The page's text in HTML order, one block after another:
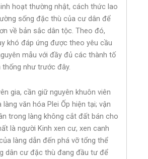
hoạt thường nhật, cách thức lao
sống đặc thù của cư dân để
về bản sắc dân tộc. Theo đó,
khó đáp ứng được theo yêu cầu
mẫu với đầy đủ các thành tố
thống như trước đây.
gia, cần giữ nguyên khuôn viên
văn hóa Plei Ốp hiện tại; vận
trong làng không cắt đất bán cho
là người Kinh xen cư, xen canh
làng dẫn đến phá vỡ tổng thể
dân cư đặc thù đang đầu tư để